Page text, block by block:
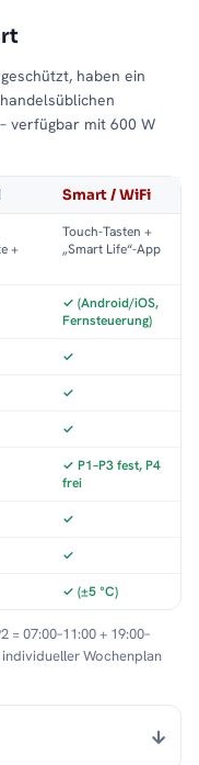
haben ein
verfügbar mit 600 W
Smart / WiFi
+
Touch-Tasten +
„Smart Life“-App
✓ (Android/iOS,
Fernsteuerung)
✓
✓
✓
✓ P1–P3 fest, P4
frei
✓
✓
✓ (±5 °C)
= 07:00–11:00 + 19:00–
individueller Wochenplan